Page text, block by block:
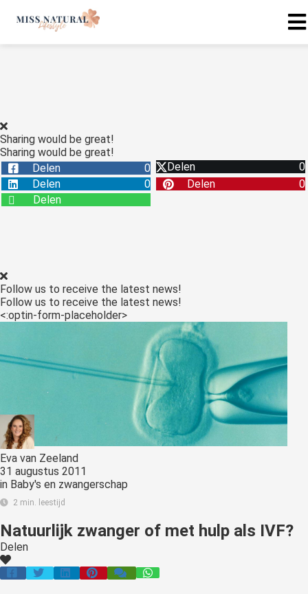
Sharing would be great!
Sharing would be great!
Delen
0 Delen
0
Delen
0 Delen
0
Delen
Follow us to receive the latest news!
Follow us to receive the latest news!
<:optin-form-placeholder>
Eva van Zeeland
31 augustus 2011
in Baby's en zwangerschap
2 min. leestijd
Natuurlijk zwanger of met hulp als IVF?
Delen